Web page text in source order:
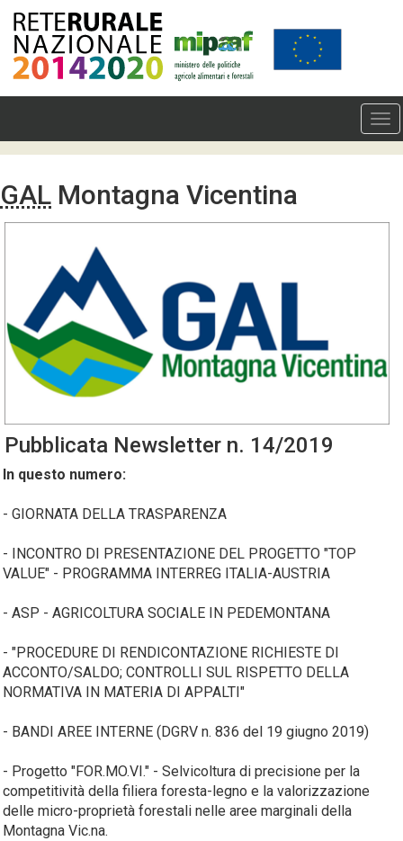
GAL Montagna Vicentina
Pubblicata Newslettern. 14/2019
In questo numero:
- GIORNATA DELLA TRASPARENZA
- INCONTRO DI PRESENTAZIONE DEL PROGETTO "TOP
VALUE" - PROGRAMMA INTERREG ITALIA-AUSTRIA
- ASP - AGRICOLTURA SOCIALE IN PEDEMONTANA
- "PROCEDURE DI RENDICONTAZIONE RICHIESTE DI
ACCONTO/SALDO; CONTROLLI SUL RISPETTO DELLA
NORMATIVA IN MATERIA DI APPALTI"
- BANDI AREE INTERNE (DGRV n. 836 del 19 giugno 2019)
- Progetto "FOR.MO.VI." - Selvicoltura di precisione per la
competitività della filiera foresta-legno e la valorizzazione
delle micro-proprietà forestali nelle aree marginali della
Montagna Vic.na.